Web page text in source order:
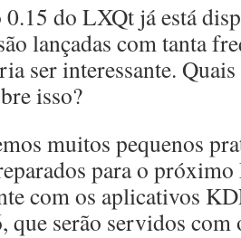
do LXQt já está
lançadas com tanta
ser interessante.
isso?
muitos pequenos
para o
com os aplicativos
que serão servidos